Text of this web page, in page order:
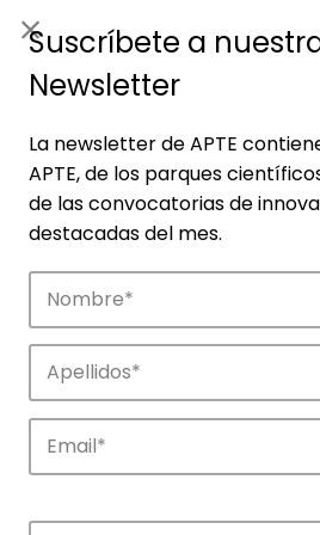
Empresas
Descubre las empresas
innovación en los parques
Suscríbete a
Newsletter
La newsletter de APTE
APTE, de los parques
de las convocatorias de
destacadas del mes.